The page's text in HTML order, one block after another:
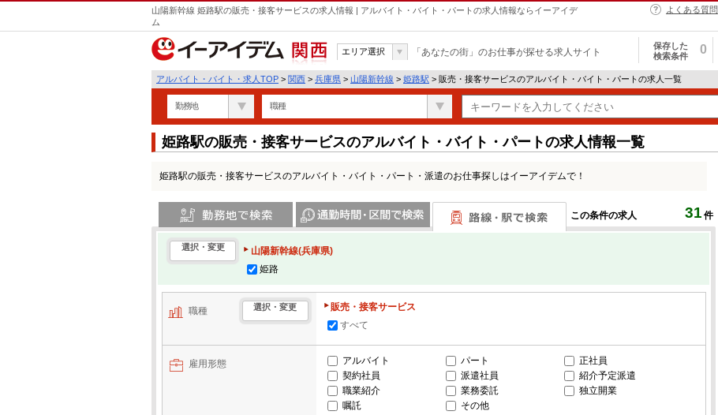
山陽新幹線 姫路駅の販売・接客サービスの求人情報 | アルバイト・バイト・パートの求人情報ならイーアイデ
ム
よくある質問
関西
エリア選択 「あなたの街」のお仕事が探せる求人サイト
保存した
検索条件
0
アルバイト・バイト・求人TOP > 関西 > 兵庫県 > 山陽新幹線 > 姫路駅 > 販売・接客サービスのアルバイト・バイト・パートの求人一覧
勤務地 職種
姫路駅の販売・接客サービスのアルバイト・バイト・パートの求人情報一覧
姫路駅の販売・接客サービスのアルバイト・バイト・パート・派遣のお仕事探しはイーアイデムで！
この条件の求人 31 件
選択・変更
山陽新幹線(兵庫県)
姫路
職種 選択・変更
販売・接客サービス
すべて
雇用形態 アルバイト パート
正社員
契約社員
派遣社員
紹介予定派遣
職業紹介
業務委託
独立開業
嘱託
その他